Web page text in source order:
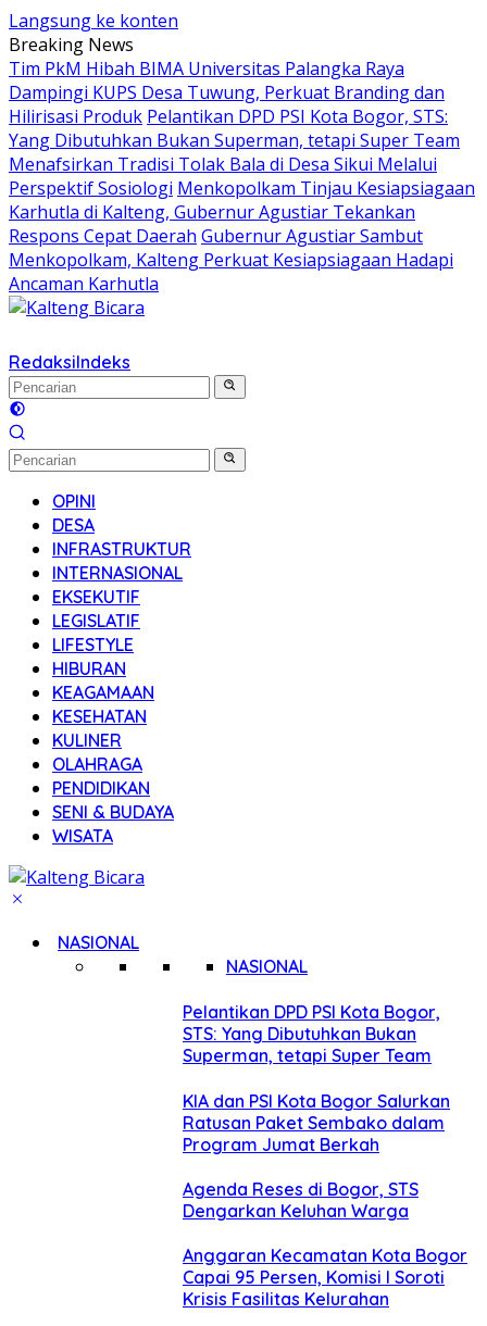
Langsung ke konten
Breaking News
Tim PkM Hibah BIMA Universitas Palangka Raya
Dampingi KUPS Desa Tuwung, Perkuat Branding dan
Hilirisasi Produk Pelantikan DPD PSI Kota Bogor, STS:
Yang Dibutuhkan Bukan Superman, tetapi Super Team
Menafsirkan Tradisi Tolak Bala di Desa Sikui Melalui
Perspektif Sosiologi Menkopolkam Tinjau Kesiapsiagaan
Karhutla di Kalteng, Gubernur Agustiar Tekankan
Respons Cepat Daerah Gubernur Agustiar Sambut
Menkopolkam, Kalteng Perkuat Kesiapsiagaan Hadapi
Ancaman Karhutla
RedaksiIndeks
OPINI
DESA
INFRASTRUKTUR
INTERNASIONAL
EKSEKUTIF
LEGISLATIF
LIFESTYLE
HIBURAN
KEAGAMAAN
KESEHATAN
KULINER
OLAHRAGA
PENDIDIKAN
SENI & BUDAYA
WISATA
NASIONAL
NASIONAL
Pelantikan DPD PSI Kota Bogor,
STS: Yang Dibutuhkan Bukan
Superman, tetapi Super Team
KIA dan PSI Kota Bogor Salurkan
Ratusan Paket Sembako dalam
Program Jumat Berkah
Agenda Reses di Bogor, STS
Dengarkan Keluhan Warga
Anggaran Kecamatan Kota Bogor
Capai 95 Persen, Komisi I Soroti
Krisis Fasilitas Kelurahan